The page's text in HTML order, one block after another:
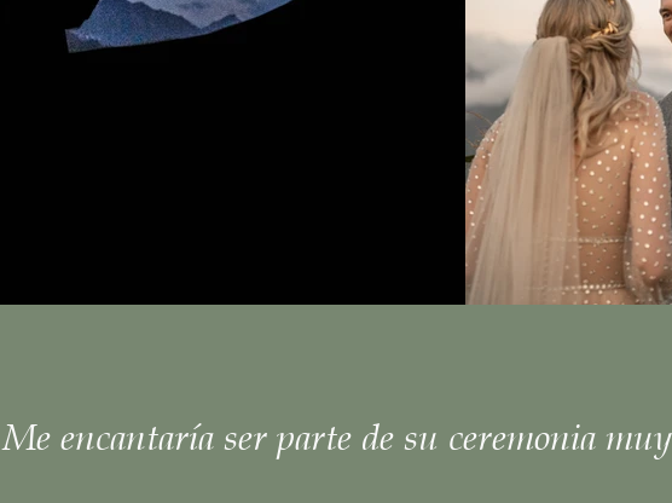
Me encantaría ser parte de su ceremonia